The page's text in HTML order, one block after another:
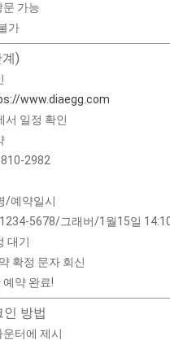
가능
가
)
www.diaegg.com
서 일정 확인
2982
/예약일시
5678/그래버/1월15일
대기
확정 문자 회신
약 완료!
인 방법
터에 제시